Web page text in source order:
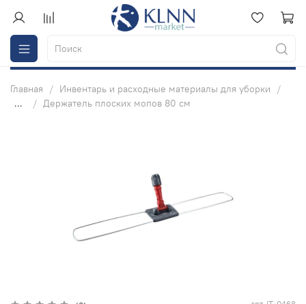
Главная
Инвентарь и расходные материалы для уборки
...
Держатель плоских мопов 80 см